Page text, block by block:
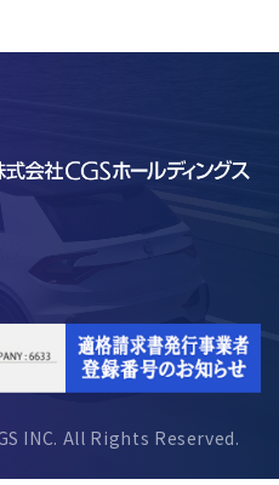
INC. All Rights Reserved.